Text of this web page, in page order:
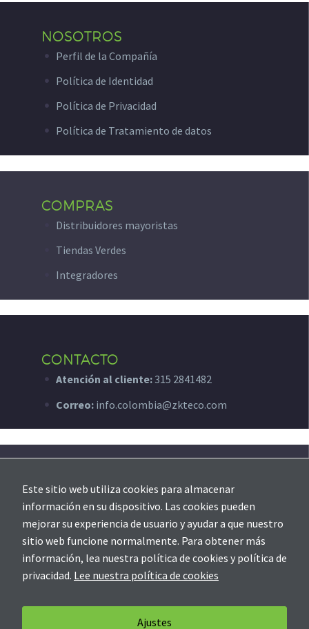
NOSOTROS
Perfil de la Compañía
Política de Identidad
Política de Privacidad
Política de Tratamiento de datos
COMPRAS
Distribuidores mayoristas
Tiendas Verdes
Integradores
CONTACTO
Atención al cliente: 315 2841482
Correo: info.colombia@zkteco.com
Creación de ticket
Soporte Contáctanos Política de Privacidad
Este sitio web utiliza cookies para almacenar
información en su dispositivo. Las cookies pueden
mejorar su experiencia de usuario y ayudar a que nuestro
sitio web funcione normalmente. Para obtener más
información, lea nuestra política de cookies y política de
privacidad. Lee nuestra política de cookies
Ajustes